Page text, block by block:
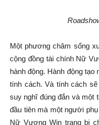
Một phương châm sống
cộng đồng tài chính Nữ
hành động. Hành động tạo
tính cách. Và tính cách
suy nghĩ đúng đắn và một
đầu tiên mà một người
Nữ Vương Win trang bị